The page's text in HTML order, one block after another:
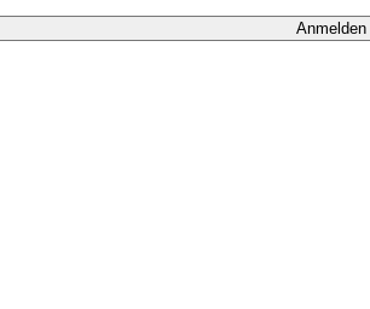
Anmelden